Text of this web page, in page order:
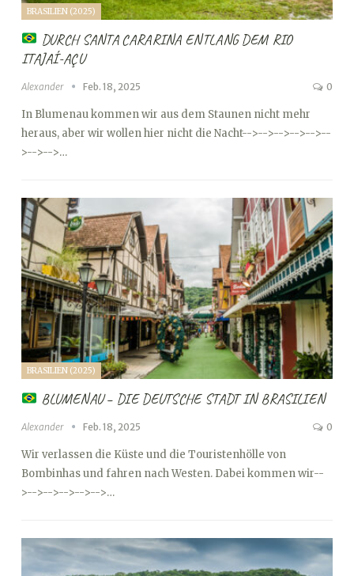
BRASILIEN (2025)
DURCH SANTA CARARINA ENTLANG DEM RIO
ITAJAÍ-AÇU
Alexander Feb. 18, 2025 0
In Blumenau kommen wir aus dem Staunen nicht mehr
heraus, aber wir wollen hier nicht die Nacht-->-->-->-->-->--
>-->-->…
BRASILIEN (2025)
BLUMENAU – DIE DEUTSCHE STADT IN BRASILIEN
Alexander Feb. 18, 2025 0
Wir verlassen die Küste und die Touristenhölle von
Bombinhas und fahren nach Westen. Dabei kommen wir--
>-->-->-->-->-->…